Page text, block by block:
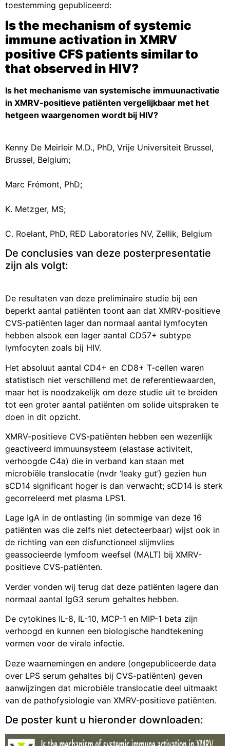
toestemming gepubliceerd:
Is the mechanism of systemic
immune activation in XMRV
positive CFS patients similar to
that observed in HIV?
Is het mechanisme van systemische immuunactivatie
in XMRV-positieve patiënten vergelijkbaar met het
hetgeen waargenomen wordt bij HIV?
Kenny De Meirleir M.D., PhD, Vrije Universiteit Brussel,
Brussel, Belgium;
Marc Frémont, PhD;
K. Metzger, MS;
C. Roelant, PhD, RED Laboratories NV, Zellik, Belgium
De conclusies van deze posterpresentatie
zijn als volgt:
De resultaten van deze preliminaire studie bij een
beperkt aantal patiënten toont aan dat XMRV-positieve
CVS-patiënten lager dan normaal aantal lymfocyten
hebben alsook een lager aantal CD57+ subtype
lymfocyten zoals bij HIV.
Het absoluut aantal CD4+ en CD8+ T-cellen waren
statistisch niet verschillend met de referentiewaarden,
maar het is noodzakelijk om deze studie uit te breiden
tot een groter aantal patiënten om solide uitspraken te
doen in dit opzicht.
XMRV-positieve CVS-patiënten hebben een wezenlijk
geactiveerd immuunsysteem (elastase activiteit,
verhoogde C4a) die in verband kan staan met
microbiële translocatie (nvdr ‘leaky gut’) gezien hun
sCD14 significant hoger is dan verwacht; sCD14 is sterk
gecorreleerd met plasma LPS1.
Lage IgA in de ontlasting (in sommige van deze 16
patiënten was die zelfs niet detecteerbaar) wijst ook in
de richting van een disfunctioneel slijmvlies
geassocieerde lymfoom weefsel (MALT) bij XMRV-
positieve CVS-patiënten.
Verder vonden wij terug dat deze patiënten lagere dan
normaal aantal IgG3 serum gehaltes hebben.
De cytokines IL-8, IL-10, MCP-1 en MIP-1 beta zijn
verhoogd en kunnen een biologische handtekening
vormen voor de virale infectie.
Deze waarnemingen en andere (ongepubliceerde data
over LPS serum gehaltes bij CVS-patiënten) geven
aanwijzingen dat microbiële translocatie deel uitmaakt
van de pathofysiologie van XMRV-positieve patiënten.
De poster kunt u hieronder downloaden: